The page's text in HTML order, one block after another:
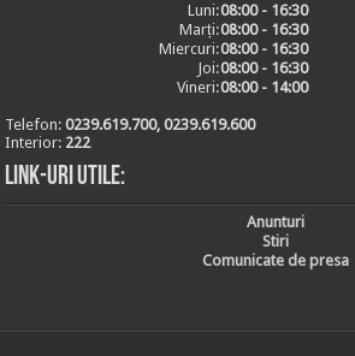
Luni:08:00 - 16:30
Marți:08:00 - 16:30
Miercuri:08:00 - 16:30
Joi:08:00 - 16:30
Vineri:08:00 - 14:00
Telefon:0239.619.700, 0239.619.600
Interior: 222
Link-uri utile:
Anunturi
Stiri
Comunicate de presa